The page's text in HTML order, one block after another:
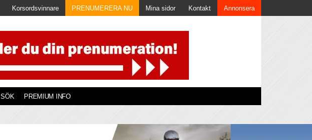
Korsordsvinnare PRENUMERERA NU Mina sidor Kontakt Annonsera
SÖK PREMIUM INFO